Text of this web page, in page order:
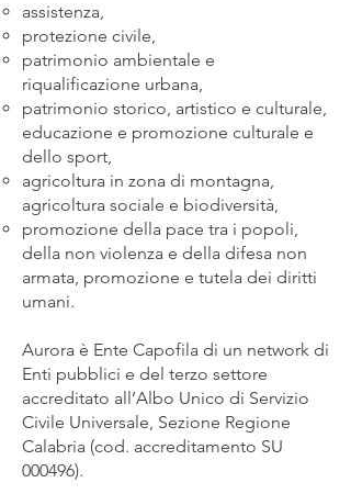
assistenza,
protezione civile,
patrimonio ambientale e
riqualificazione urbana,
patrimonio storico, artistico e culturale,
educazione e promozione culturale e
dello sport,
agricoltura in zona di montagna,
agricoltura sociale e biodiversità,
promozione della pace tra i popoli,
della non violenza e della difesa non
armata, promozione e tutela dei diritti
umani.
Aurora è Ente Capofila di un network di
Enti pubblici e del terzo settore
accreditato all’Albo Unico di Servizio
Civile Universale, Sezione Regione
Calabria (cod. accreditamento SU
000496).